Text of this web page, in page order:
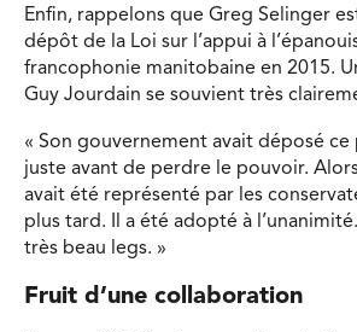
Enfin, rappelons que Greg Selinger
dépôt de la Loi sur l’appui à
francophonie manitobaine en 2015.
Guy Jourdain se souvient très
« Son gouvernement avait déposé
juste avant de perdre le pouvoir.
avait été représenté par les
plus tard. Il a été adopté à l’unanimité.
très beau legs. »
Fruit d’une collaboration